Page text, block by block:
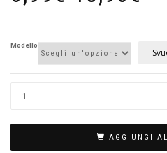
Modello
AGGIUNGI